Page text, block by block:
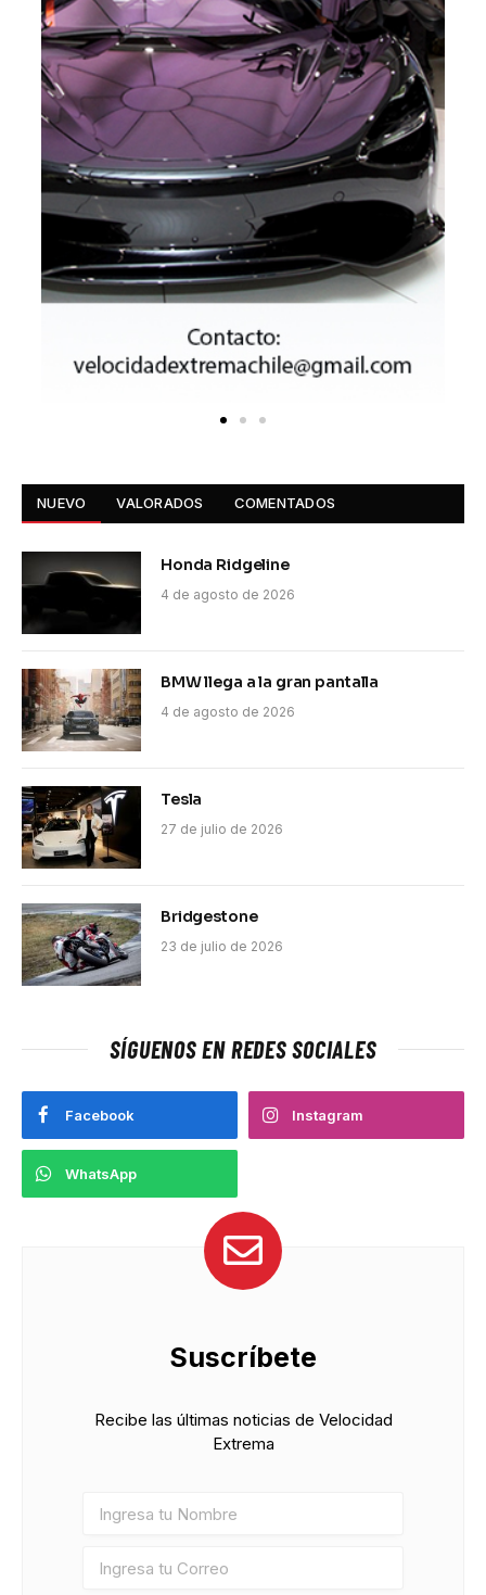
NUEVO VALORADOS COMENTADOS
Honda Ridgeline
4 de agosto de 2026
BMW llega a la gran pantalla
4 de agosto de 2026
Tesla
27 de julio de 2026
Bridgestone
23 de julio de 2026
SÍGUENOS EN REDES SOCIALES
Facebook Instagram
WhatsApp
Suscríbete
Recibe las últimas noticias de Velocidad
Extrema